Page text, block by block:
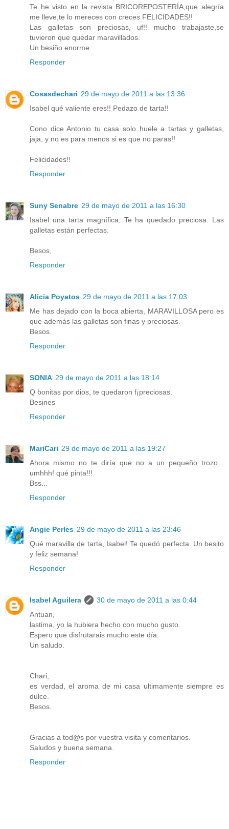
Te he visto en la revista BRICOREPOSTERÍA,que alegría
me lleve,te lo mereces con creces FELICIDADES!!
Las galletas son preciosas, uf!! mucho trabajaste,se
tuvieron que quedar maravillados.
Un besiño enorme.
Responder
Cosasdechari 29 de mayo de 2011 a las 13:36
Isabel qué valiente eres!! Pedazo de tarta!!
Cono dice Antonio tu casa solo huele a tartas y galletas,
jaja, y no es para menos si es que no paras!!
Felicidades!!
Responder
Suny Senabre 29 de mayo de 2011 a las 16:30
Isabel una tarta magnífica. Te ha quedado preciosa. Las
galletas están perfectas.
Besos,
Responder
Alicia Poyatos 29 de mayo de 2011 a las 17:03
Me has dejado con la boca abierta, MARAVILLOSA pero es
que además las galletas son finas y preciosas.
Besos.
Responder
SONIA 29 de mayo de 2011 a las 18:14
Q bonitas por dios, te quedaron f¡preciosas.
Besines
Responder
MariCari 29 de mayo de 2011 a las 19:27
Ahora mismo no te diría que no a un pequeño trozo...
umhhh! qué pinta!!!
Bss...
Responder
Angie Perles 29 de mayo de 2011 a las 23:46
Qué maravilla de tarta, Isabel! Te quedó perfecta. Un besito
y feliz semana!
Responder
Isabel Aguilera
30 de mayo de 2011 a las 0:44
Antuan,
lastima, yo la hubiera hecho con mucho gusto.
Espero que disfrutarais mucho este día.
Un saludo.
Chari,
es verdad, el aroma de mi casa ultimamente siempre es
dulce.
Besos.
Gracias a tod@s por vuestra visita y comentarios.
Saludos y buena semana.
Responder